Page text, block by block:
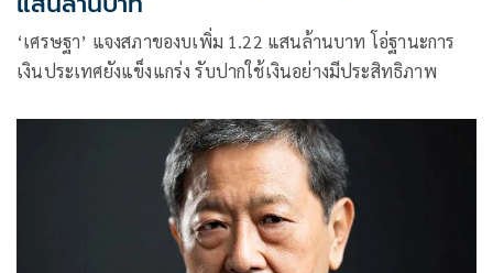
‘เศรษฐา’ แจงสภาของบเพิ่ม 1.22 แสนล้านบาท โอ่ฐานะการ
เงินประเทศยังแข็งแกร่ง รับปากใช้เงินอย่างมีประสิทธิภาพ